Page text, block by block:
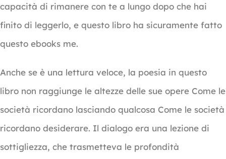
capacità di rimanere con te a lungo dopo che hai
finito di leggerlo, e questo libro ha sicuramente fatto
questo ebooks me.
Anche se è una lettura veloce, la poesia in questo
libro non raggiunge le altezze delle sue opere Come le
società ricordano lasciando qualcosa Come le società
ricordano desiderare. Il dialogo era una lezione di
sottigliezza, che trasmetteva le profondità